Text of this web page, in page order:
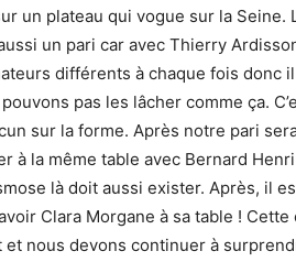
un plateau qui vogue sur la Seine.
un pari car avec Thierry
différents à chaque fois donc
pas les lâcher comme ça.
sur la forme. Après notre pari
à la même table avec Bernard
là doit aussi exister. Après, il
Clara Morgane à sa table !
nous devons continuer à